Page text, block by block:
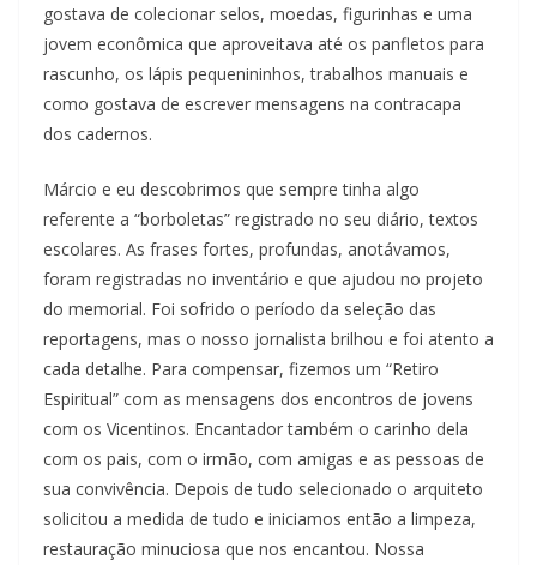
gostava de colecionar selos, moedas, figurinhas e uma
jovem econômica que aproveitava até os panfletos para
rascunho, os lápis pequenininhos, trabalhos manuais e
como gostava de escrever mensagens na contracapa
dos cadernos.
Márcio e eu descobrimos que sempre tinha algo
referente a “borboletas” registrado no seu diário, textos
escolares. As frases fortes, profundas, anotávamos,
foram registradas no inventário e que ajudou no projeto
do memorial. Foi sofrido o período da seleção das
reportagens, mas o nosso jornalista brilhou e foi atento a
cada detalhe. Para compensar, fizemos um “Retiro
Espiritual” com as mensagens dos encontros de jovens
com os Vicentinos. Encantador também o carinho dela
com os pais, com o irmão, com amigas e as pessoas de
sua convivência. Depois de tudo selecionado o arquiteto
solicitou a medida de tudo e iniciamos então a limpeza,
restauração minuciosa que nos encantou. Nossa